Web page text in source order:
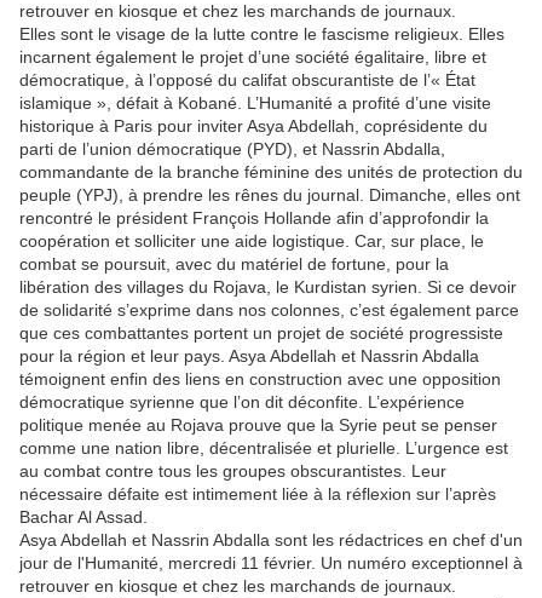
retrouver en kiosque et chez les marchands de journaux.
Elles sont le visage de la lutte contre le fascisme religieux. Elles
incarnent également le projet d’une société égalitaire, libre et
démocratique, à l’opposé du califat obscurantiste de l’« État
islamique », défait à Kobané. L’Humanité a profité d’une visite
historique à Paris pour inviter Asya Abdellah, coprésidente du
parti de l’union démocratique (PYD), et Nassrin Abdalla,
commandante de la branche féminine des unités de protection du
peuple (YPJ), à prendre les rênes du journal. Dimanche, elles ont
rencontré le président François Hollande afin d’approfondir la
coopération et solliciter une aide logistique. Car, sur place, le
combat se poursuit, avec du matériel de fortune, pour la
libération des villages du Rojava, le Kurdistan syrien. Si ce devoir
de solidarité s’exprime dans nos colonnes, c’est également parce
que ces combattantes portent un projet de société progressiste
pour la région et leur pays. Asya Abdellah et Nassrin Abdalla
témoignent enfin des liens en construction avec une opposition
démocratique syrienne que l’on dit déconfite. L’expérience
politique menée au Rojava prouve que la Syrie peut se penser
comme une nation libre, décentralisée et plurielle. L’urgence est
au combat contre tous les groupes obscurantistes. Leur
nécessaire défaite est intimement liée à la réflexion sur l’après
Bachar Al Assad.
Asya Abdellah et Nassrin Abdalla sont les rédactrices en chef d'un
jour de l'Humanité, mercredi 11 février. Un numéro exceptionnel à
retrouver en kiosque et chez les marchands de journaux.